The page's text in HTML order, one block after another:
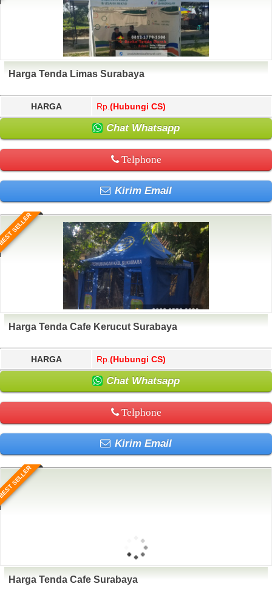
Harga Tenda Limas Surabaya
HARGA Rp. (Hubungi CS)
Chat Whatsapp
Telphone
Kirim Email
SELLER
Harga Tenda Cafe Kerucut Surabaya
HARGA Rp. (Hubungi CS)
Chat Whatsapp
Telphone
Kirim Email
SELLER
Harga Tenda Cafe Surabaya